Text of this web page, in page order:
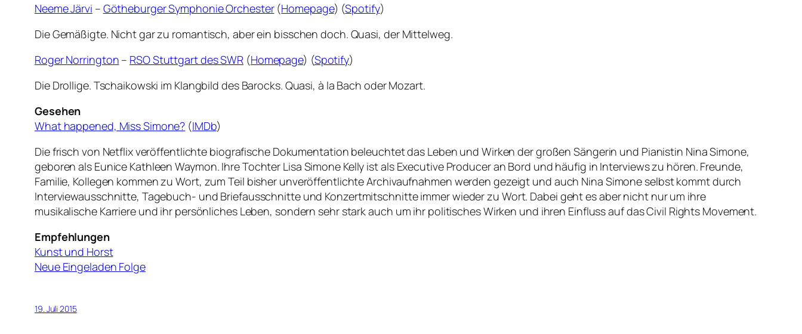
Neeme Järvi – Götheburger Symphonie Orchester(Homepage) (Spotify)
Die Gemäßigte. Nicht gar zu romantisch, aber ein bisschen doch. Quasi, der Mittelweg.
Roger Norrington – RSO Stuttgart des SWR (Homepage) (Spotify)
Die Drollige. Tschaikowski im Klangbild des Barocks. Quasi, à la Bach oder Mozart.
Gesehen
What happened, Miss Simone? (IMDb)
Die frisch von Netflix veröffentlichte biografische Dokumentation beleuchtet das Leben und Wirken der großen Sängerin und Pianistin Nina Simone,
geboren als Eunice Kathleen Waymon. Ihre Tochter Lisa Simone Kelly ist als Executive Producer an Bord und häufig in Interviews zu hören. Freunde,
Familie, Kollegen kommen zu Wort, zum Teil bisher unveröffentlichte Archivaufnahmen werden gezeigt und auch Nina Simone selbst kommt durch
Interviewausschnitte, Tagebuch- und Briefausschnitte und Konzertmitschnitte immer wieder zu Wort. Dabei geht es aber nicht nur um ihre
musikalische Karriere und ihr persönliches Leben, sondern sehr stark auch um ihr politisches Wirken und ihren Einfluss auf das Civil Rights Movement.
Empfehlungen
Kunst und Horst
Neue Eingeladen Folge
19. Juli 2015